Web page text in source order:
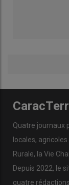
Quatre journaux
locales,
Rurale, la Vie
Depuis 2022, le
quatre